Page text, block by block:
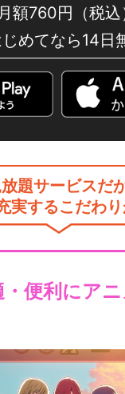
月額760円（税込
めてなら14日
題サービスだ
実するこだわり
・便利にア